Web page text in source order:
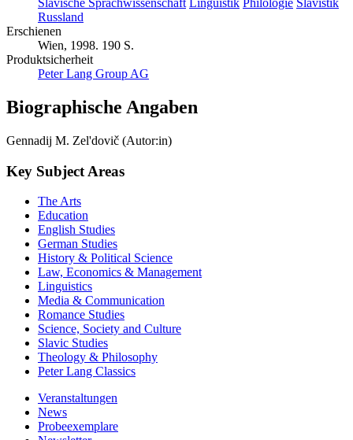
Slavische Sprachwissenschaft Linguistik Philologie Slavistik
Russland
Erschienen
Wien, 1998. 190 S.
Produktsicherheit
Peter Lang Group AG
Biographische Angaben
Gennadij M. Zel'dovič (Autor:in)
Key Subject Areas
The Arts
Education
English Studies
German Studies
History & Political Science
Law, Economics & Management
Linguistics
Media & Communication
Romance Studies
Science, Society and Culture
Slavic Studies
Theology & Philosophy
Peter Lang Classics
Veranstaltungen
News
Probeexemplare